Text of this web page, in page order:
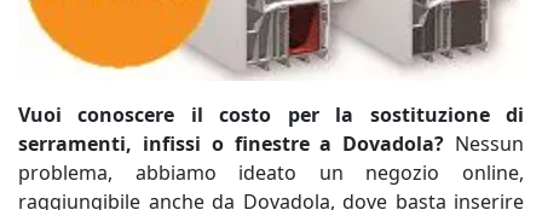
Vuoi conoscere il costo per la sostituzione di
serramenti, infissi o finestre a Dovadola? Nessun
problema, abbiamo ideato un negozio online,
raggiungibile anche da Dovadola, dove basta inserire